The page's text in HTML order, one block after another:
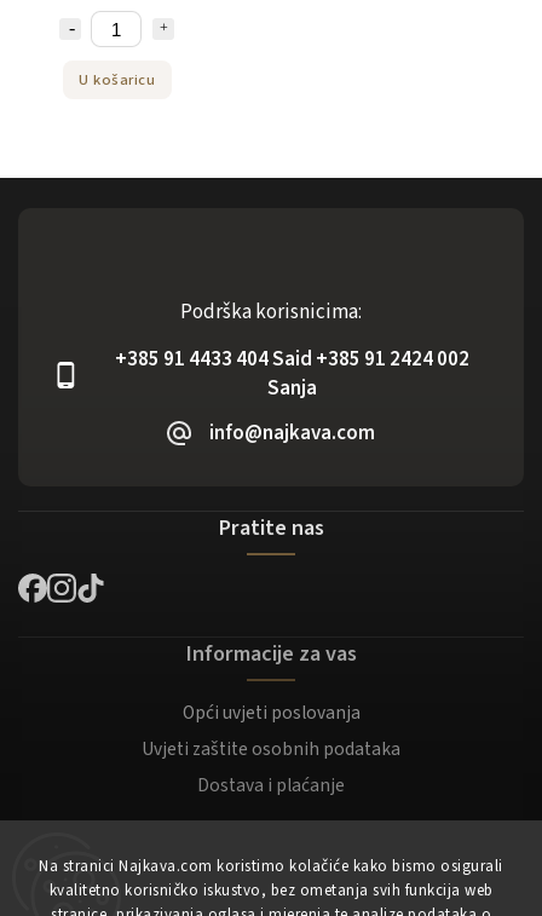
Na stranici Najkava.com koristimo kolačiće kako bismo osigurali
kvalitetno korisničko iskustvo, bez ometanja svih funkcija web
U košaricu
Podrška korisnicima:
+385 91 4433 404 Said +385 91 2424 002
Sanja
info@najkava.com
Pratite nas
Informacije za vas
Opći uvjeti poslovanja
Uvjeti zaštite osobnih podataka
Dostava i plaćanje
Moj račun